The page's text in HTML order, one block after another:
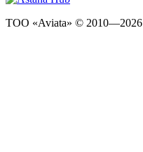
ТОО «Aviata» © 2010—2026